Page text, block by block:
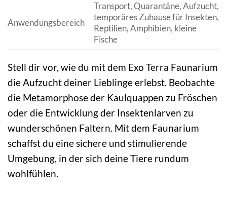
Anwendungsbereich
Transport, Quarantäne, Aufzucht,
temporäres Zuhause für Insekten,
Reptilien, Amphibien, kleine
Fische
Stell dir vor, wie du mit dem Exo Terra Faunarium
die Aufzucht deiner Lieblinge erlebst. Beobachte
die Metamorphose der Kaulquappen zu Fröschen
oder die Entwicklung der Insektenlarven zu
wunderschönen Faltern. Mit dem Faunarium
schaffst du eine sichere und stimulierende
Umgebung, in der sich deine Tiere rundum
wohlfühlen.